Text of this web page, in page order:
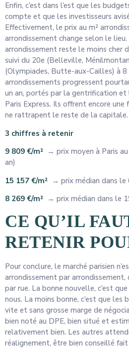
Enfin, c’est dans l’est que les
compte et que les investisseurs
Effectivement, le prix au m²
arrondissement change selon le lieu.
arrondissement reste le moins cher
suivi du 20e (Belleville,
(Olympiades, Butte-aux-Cailles) à 8
arrondissements progressent
un an, portés par la gentrification et
Paris Express. Ils offrent encore
ne rattrapent le reste de la capitale.
3 chiffres à retenir
9 809 €/m² → prix moyen à Paris
an)
15 157 €/m² → prix médian dans le
8 269 €/m² → prix médian dans le
CE QU’IL
RETENIR
Pour conclure, le marché parisien
arrondissement par arrondissement,
par rue. La bonne nouvelle, c’est
nous. La moins bonne, c’est que
vite et sans grosse marge de
bien noté au DPE, bien situé et
relativement bien. Les autres
réalignement, être bien conseillé